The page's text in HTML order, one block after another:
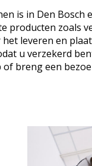
is in Den Bosch
producten zoals
leveren en
u verzekerd
breng een